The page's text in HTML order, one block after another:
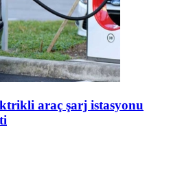
araç şarj istasyonu